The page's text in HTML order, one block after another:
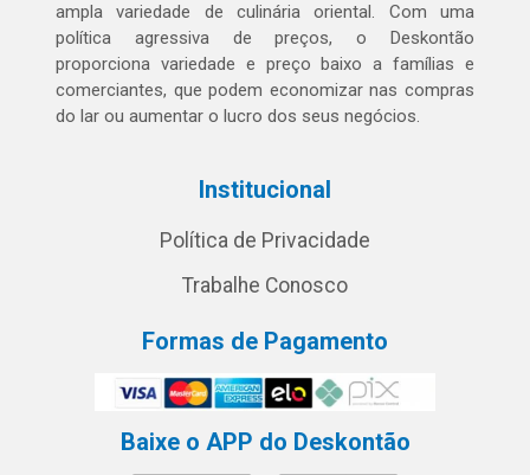
ampla variedade de culinária oriental. Com uma
política agressiva de preços, o Deskontão
proporciona variedade e preço baixo a famílias e
comerciantes, que podem economizar nas compras
do lar ou aumentar o lucro dos seus negócios.
Institucional
Política de Privacidade
Trabalhe Conosco
Formas de Pagamento
Baixe o APP do Deskontão